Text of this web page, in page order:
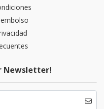
Newsletter!